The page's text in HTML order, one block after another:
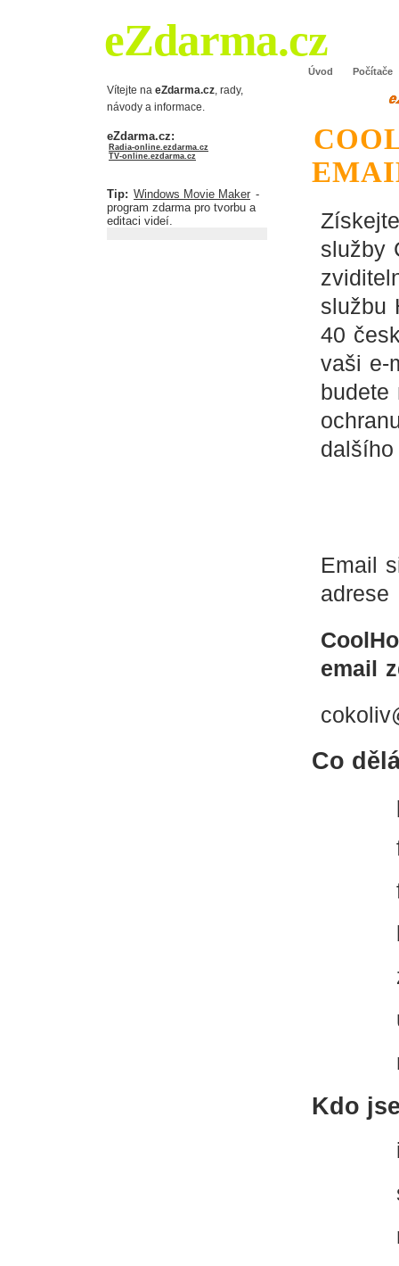
eZdarma.cz
Úvod
Počítače
Vítejte na eZdarma.cz , rady,
návody a informace.
eZdarma.cz:
Radia-online.ezdarma.cz
TV-online.ezdarma.cz
Tip: Windows Movie Maker -
program zdarma pro tvorbu a
editaci videí.
služby
službu
40
vaši e-
Email
adrese
email
Co
Kdo